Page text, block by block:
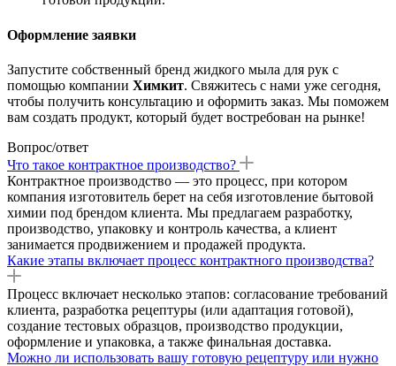
Оформление заявки
Запустите собственный бренд жидкого мыла для рук с
помощью компании Химкит. Свяжитесь с нами уже сегодня,
чтобы получить консультацию и оформить заказ. Мы поможем
вам создать продукт, который будет востребован на рынке!
Вопрос/ответ
Что такое контрактное производство?
Контрактное производство — это процесс, при котором
компания изготовитель берет на себя изготовление бытовой
химии под брендом клиента. Мы предлагаем разработку,
производство, упаковку и контроль качества, а клиент
занимается продвижением и продажей продукта.
Какие этапы включает процесс контрактного производства?
Процесс включает несколько этапов: согласование требований
клиента, разработка рецептуры (или адаптация готовой),
создание тестовых образцов, производство продукции,
оформление и упаковка, а также финальная доставка.
Можно ли использовать вашу готовую рецептуру или нужно